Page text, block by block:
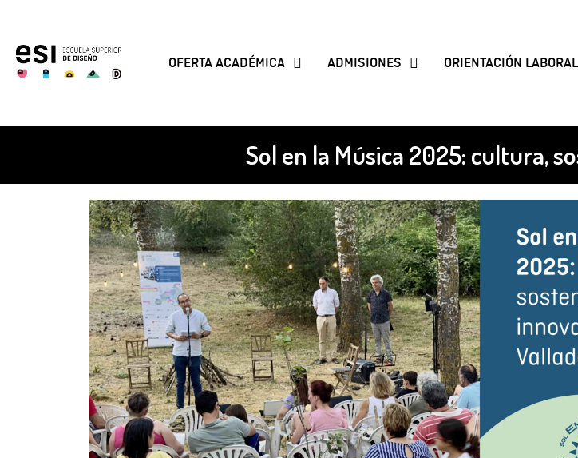
OFERTA ACADÉMICA ADMISIONES ORIENTACIÓN LABORAL
Sol en la Música 2025: cultura,